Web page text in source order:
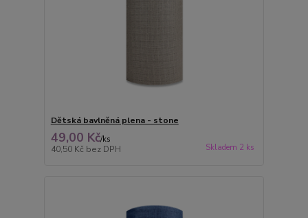
Dětská bavlněná plena - stone
49,00 Kč/ks
40,50 Kč bez DPH Skladem 2 ks